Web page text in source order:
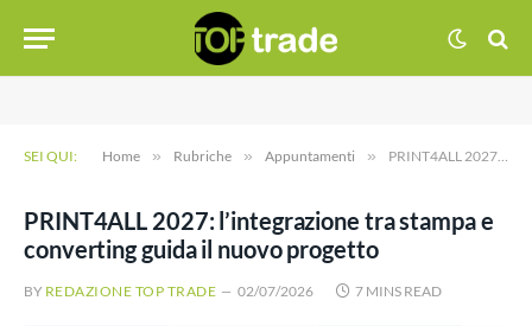
SEI QUI: Home » Rubriche » Appuntamenti » PRINT4ALL 2027: l’integrazione tra stampa e converting guida il nuovo progetto
PRINT4ALL 2027: l’integrazione tra stampa e
converting guida il nuovo progetto
BY REDAZIONE TOP TRADE 02/07/2026 7 MINS READ